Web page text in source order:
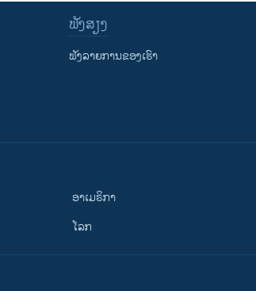
ຟັງສຽງ
ຟັງລາຍການຂອງເຮົາ
ອາເມຣິກາ
ໂລກ